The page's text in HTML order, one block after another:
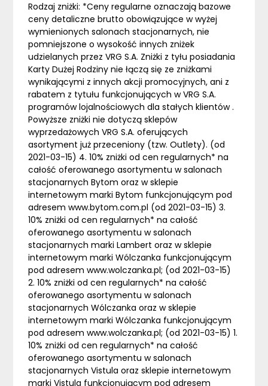
Rodzaj zniżki: *Ceny regularne oznaczają bazowe
ceny detaliczne brutto obowiązujące w wyżej
wymienionych salonach stacjonarnych, nie
pomniejszone o wysokość innych zniżek
udzielanych przez VRG S.A. Zniżki z tyłu posiadania
Karty Dużej Rodziny nie łączą się ze zniżkami
wynikającymi z innych akcji promocyjnych, ani z
rabatem z tytułu funkcjonujących w VRG S.A.
programów lojalnościowych dla stałych klientów .
Powyższe zniżki nie dotyczą sklepów
wyprzedażowych VRG S.A. oferujących
asortyment już przeceniony (tzw. Outlety). (od
2021-03-15) 4. 10% zniżki od cen regularnych* na
całość oferowanego asortymentu w salonach
stacjonarnych Bytom oraz w sklepie
internetowym marki Bytom funkcjonującym pod
adresem www.bytom.com.pl (od 2021-03-15) 3.
10% zniżki od cen regularnych* na całość
oferowanego asortymentu w salonach
stacjonarnych marki Lambert oraz w sklepie
internetowym marki Wólczanka funkcjonującym
pod adresem www.wolczanka.pl; (od 2021-03-15)
2. 10% zniżki od cen regularnych* na całość
oferowanego asortymentu w salonach
stacjonarnych Wólczanka oraz w sklepie
internetowym marki Wólczanka funkcjonującym
pod adresem www.wolczanka.pl; (od 2021-03-15) 1.
10% zniżki od cen regularnych* na całość
oferowanego asortymentu w salonach
stacjonarnych Vistula oraz sklepie internetowym
marki Vistula funkcjonującym pod adresem